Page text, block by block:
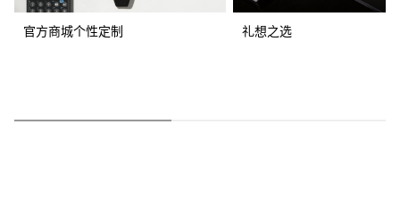
官方商城个性定制 礼想之选